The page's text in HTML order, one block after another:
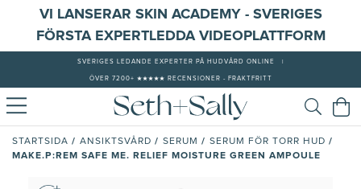
VI LANSERAR SKIN ACADEMY - SVERIGES
FÖRSTA EXPERTLEDDA VIDEOPLATTFORM
SVERIGES LEDANDE EXPERTER PÅ HUDVÅRD ONLINE
ÖVER 7200+ ★★★★★ RECENSIONER - FRAKTFRITT
STARTSIDA / ANSIKTSVÅRD / SERUM / SERUM FÖR TORR HUD /
MAKE.P:REM SAFE ME. RELIEF MOISTURE GREEN AMPOULE